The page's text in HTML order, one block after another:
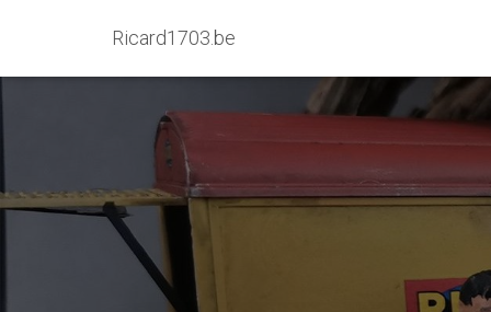
Ricard1703.be